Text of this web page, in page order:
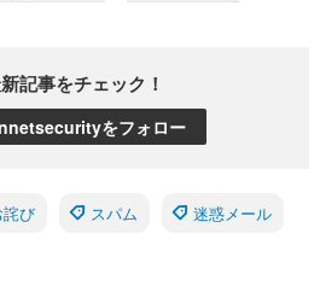
記事をチェック！
をフォロー
詫び スパム 迷惑メール